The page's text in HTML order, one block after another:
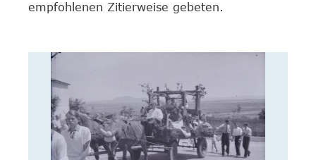
empfohlenen Zitierweise gebeten.